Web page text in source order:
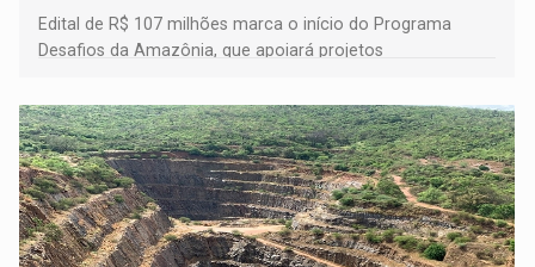
Edital de R$ 107 milhões marca o início do Programa
Desafios da Amazônia, que apoiará projetos
submissão de pré-propostas poderá ser feita até 1º de
setembro